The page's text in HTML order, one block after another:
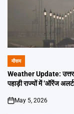
POSTED
IN
मौसम
Weather Update: उत्तर
पहाड़ी राज्यों में ‘ऑरेंज
on
May 5, 2026